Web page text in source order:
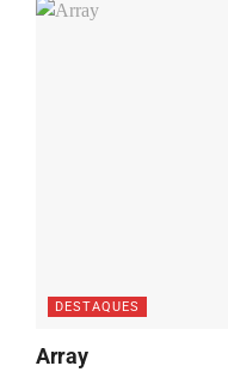
DESTAQUES
Array